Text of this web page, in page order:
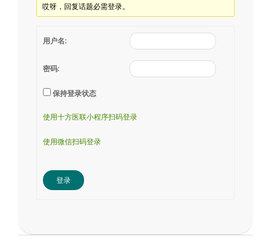
哎呀，回复话题必需登录。
用户名:
密码:
保持登录状态
使用十方医联小程序扫码登录
使用微信扫码登录
登录